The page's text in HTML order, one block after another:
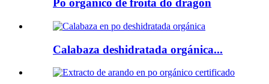
Po orgánico de froita do dragón
Calabaza deshidratada orgánica...